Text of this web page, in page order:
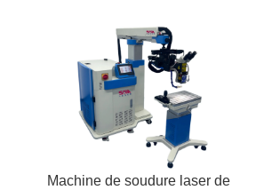
Machine de soudure laser de